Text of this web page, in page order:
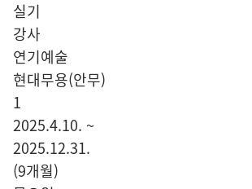
실기
강사
연기예술
현대무용(안무)
1
2025.4.10. ~
2025.12.31.
(9개월)